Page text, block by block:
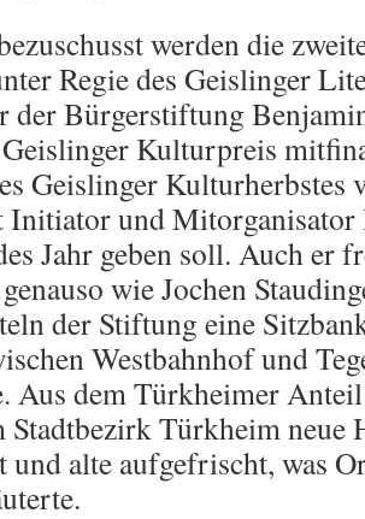
werden die
Regie des Geislinger
der Bürgerstiftung
Kulturpreis
Geislinger Kulturherbstes
Initiator und
Jahr geben soll. Auch er
wie Jochen
der Stiftung eine
Westbahnhof und
Aus dem Türkheimer
Stadtbezirk Türkheim neue
und alte aufgefrischt, was